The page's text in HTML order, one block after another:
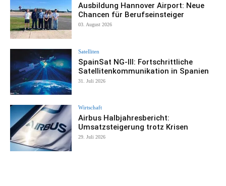
Ausbildung Hannover Airport: Neue
Chancen für Berufseinsteiger
03. August 2026
Satelliten
SpainSat NG-III: Fortschrittliche
Satellitenkommunikation in Spanien
31. Juli 2026
Wirtschaft
Airbus Halbjahresbericht:
Umsatzsteigerung trotz Krisen
29. Juli 2026